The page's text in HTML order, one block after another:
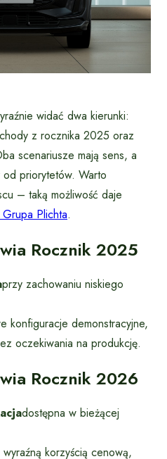
widać dwa kierunki:
z rocznika 2025 oraz
scenariusze mają sens, a
priorytetów. Warto
– taką możliwość daje
Plichta.
Rocznik 2025
przy zachowaniu niskiego
konfiguracje demonstracyjne,
oczekiwania na produkcję.
Rocznik 2026
dostępna w bieżącej
korzyścią cenową,